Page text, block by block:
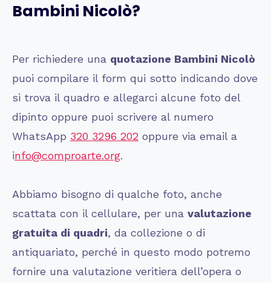
Bambini Nicolò?
Per richiedere una quotazione Bambini Nicolò
puoi compilare il form qui sotto indicando dove
si trova il quadro e allegarci alcune foto del
dipinto oppure puoi scrivere al numero
WhatsApp 320 3296 202 oppure via email a
info@comproarte.org.
Abbiamo bisogno di qualche foto, anche
scattata con il cellulare, per una valutazione
gratuita di quadri, da collezione o di
antiquariato, perché in questo modo potremo
fornire una valutazione veritiera dell’opera o